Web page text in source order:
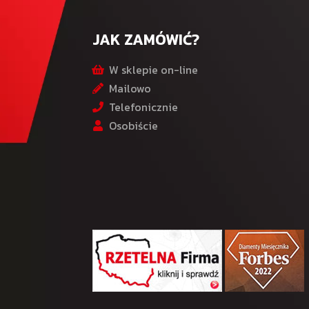
JAK ZAMÓWIĆ?
W sklepie on-line
Mailowo
Telefonicznie
Osobiście